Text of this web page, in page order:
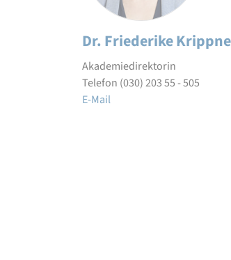
Dr. Friederike
Akademiedirektorin
Telefon (030) 203 55 - 505
E-Mail